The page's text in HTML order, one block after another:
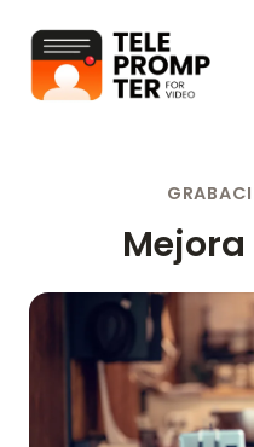
Teleprompter